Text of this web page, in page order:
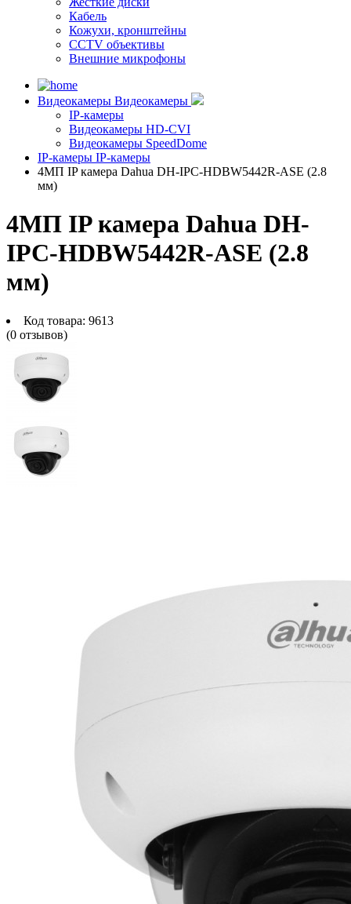
Кабель
Кожухи, кронштейны
CCTV объективы
Внешние микрофоны
Видеокамеры Видеокамеры
IP-камеры
Видеокамеры HD-CVI
Видеокамеры SpeedDome
IP-камеры IP-камеры
4МП IP камера Dahua DH-IPC-HDBW5442R-ASE (2.8
мм)
4МП IP камера Dahua DH-
IPC-HDBW5442R-ASE (2.8
мм)
Код товара: 9613
(0 отзывов)